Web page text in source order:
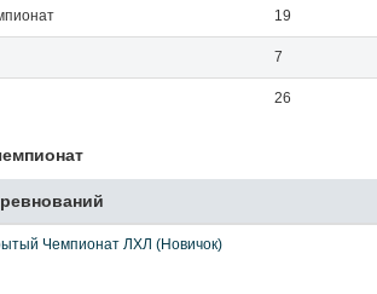
19
7
26
Чемпионат ЛХЛ (Новичок)